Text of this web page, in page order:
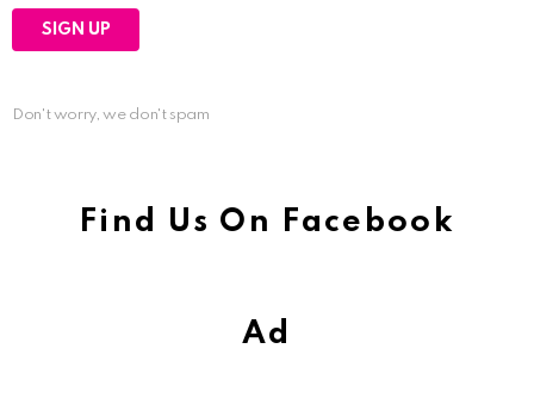
Don't worry, we don't spam
Find Us On Facebook
Ad